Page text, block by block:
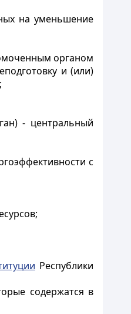
на уменьшение
органом
и (или)
- центральный
с
Республики
содержатся в